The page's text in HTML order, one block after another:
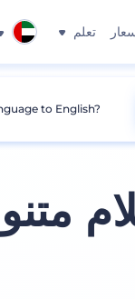
تعلم
to English?